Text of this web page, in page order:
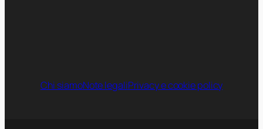
Chi siamoNote legaliPrivacy e cookie policy